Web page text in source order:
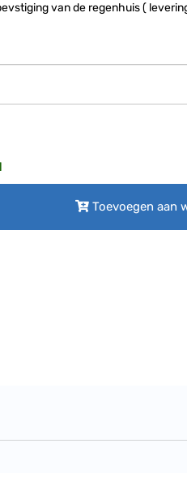
van de regenhuis (
Toevoegen aan